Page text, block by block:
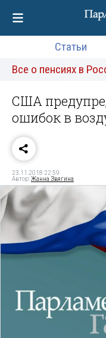
Статьи
Все о пенсиях в
США
ошибок в
23.11.2018 22:59
Автор:Жанна Звягина